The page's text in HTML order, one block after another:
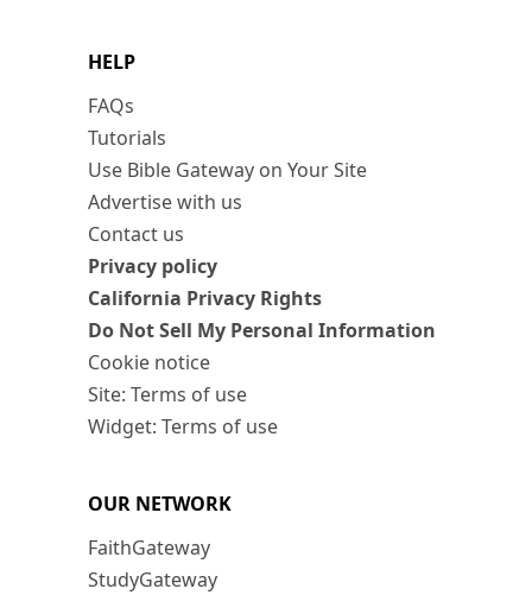
HELP
FAQs
Tutorials
Use Bible Gateway on Your Site
Advertise with us
Contact us
Privacy policy
California Privacy Rights
Do Not Sell My Personal Information
Cookie notice
Site: Terms of use
Widget: Terms of use
OUR NETWORK
FaithGateway
StudyGateway